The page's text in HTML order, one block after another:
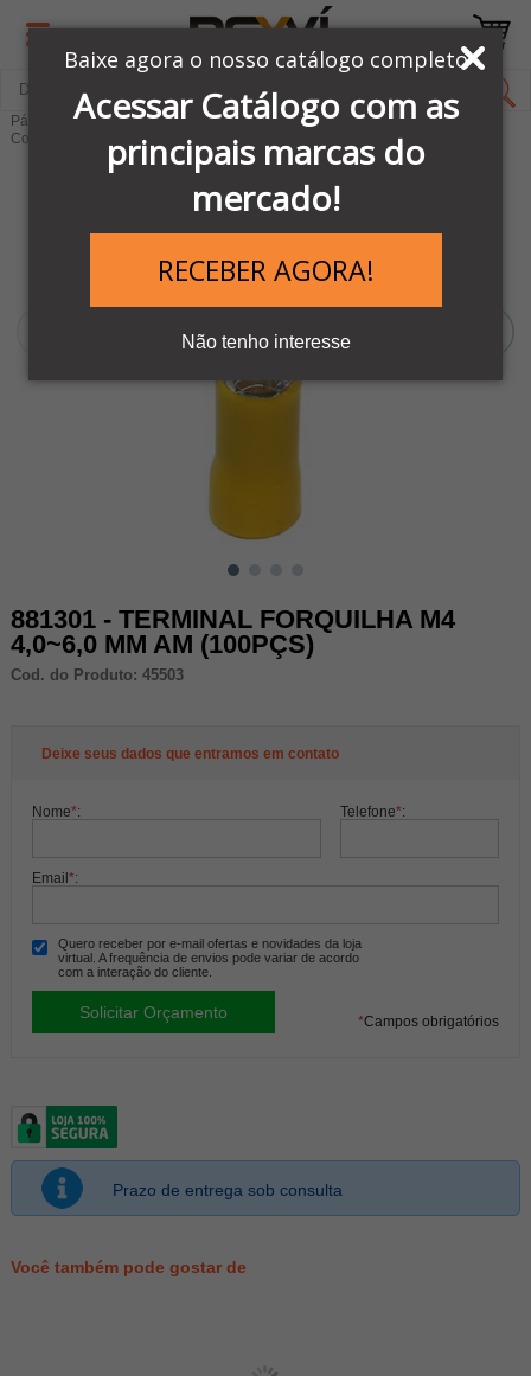
Baixe agora o nosso catálogo completo
Acessar Catálogo com as
principais marcas do
mercado!
RECEBER AGORA!
Não tenho interesse
Página Inicial
COMANDOS & SINALIZAÇÕES
Conectores e Terminais Elétricos
881301 - TERMINAL FORQUILHA M4
4,0~6,0 MM AM (100PÇS)
Cod. do Produto: 45503
Deixe seus dados que entramos em contato
Nome*: Telefone*:
Email*:
Quero receber por e-mail ofertas e novidades da loja
virtual. A frequência de envios pode variar de acordo
com a interação do cliente.
*Campos obrigatórios
Prazo de entrega sob consulta
Você também pode gostar de